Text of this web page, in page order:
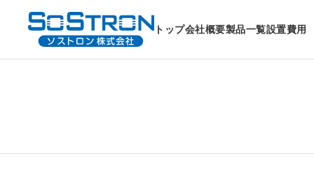
トップ会社概要製品一覧設置費用